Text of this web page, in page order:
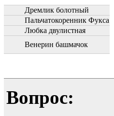
Дремлик болотный
Пальчатокоренник Фукса
Любка двулистная
Венерин башмачок
Вопрос: